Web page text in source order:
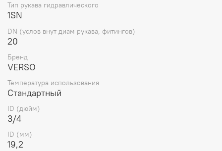
Тип рукава гидравлического
1SN
DN (услов внут диам рукава, фитингов)
20
Бренд
VERSO
Температура использования
Стандартный
ID (дюйм)
3/4
ID (мм)
19,2